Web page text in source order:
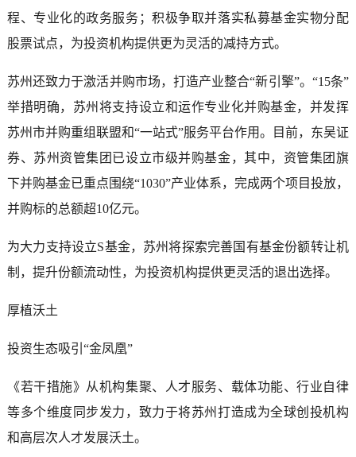
程、专业化的政务服务；积极争取并落实私募基金实物分配
股票试点，为投资机构提供更为灵活的减持方式。
苏州还致力于激活并购市场，打造产业整合“新引擎”。“15条”
举措明确，苏州将支持设立和运作专业化并购基金，并发挥
苏州市并购重组联盟和“一站式”服务平台作用。目前，东吴证
券、苏州资管集团已设立市级并购基金，其中，资管集团旗
下并购基金已重点围绕“1030”产业体系，完成两个项目投放，
并购标的总额超10亿元。
为大力支持设立S基金，苏州将探索完善国有基金份额转让机
制，提升份额流动性，为投资机构提供更灵活的退出选择。
厚植沃土
投资生态吸引“金凤凰”
《若干措施》从机构集聚、人才服务、载体功能、行业自律
等多个维度同步发力，致力于将苏州打造成为全球创投机构
和高层次人才发展沃土。